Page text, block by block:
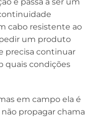
cabo resistente ao
um produto
precisa continuar
quais condições
em campo ela é
propagar chama